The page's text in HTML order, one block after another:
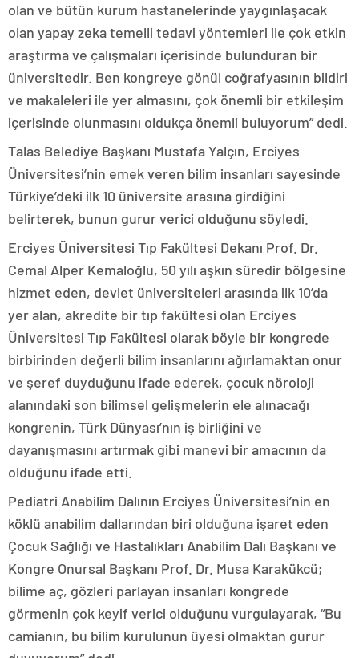
olan ve bütün kurum hastanelerinde yaygınlaşacak
olan yapay zeka temelli tedavi yöntemleri ile çok etkin
araştırma ve çalışmaları içerisinde bulunduran bir
üniversitedir. Ben kongreye gönül coğrafyasının bildiri
ve makaleleri ile yer almasını, çok önemli bir etkileşim
içerisinde olunmasını oldukça önemli buluyorum” dedi.
Talas Belediye Başkanı Mustafa Yalçın, Erciyes
Üniversitesi’nin emek veren bilim insanları sayesinde
Türkiye’deki ilk 10 üniversite arasına girdiğini
belirterek, bunun gurur verici olduğunu söyledi.
Erciyes Üniversitesi Tıp Fakültesi Dekanı Prof. Dr.
Cemal Alper Kemaloğlu, 50 yılı aşkın süredir bölgesine
hizmet eden, devlet üniversiteleri arasında ilk 10’da
yer alan, akredite bir tıp fakültesi olan Erciyes
Üniversitesi Tıp Fakültesi olarak böyle bir kongrede
birbirinden değerli bilim insanlarını ağırlamaktan onur
ve şeref duyduğunu ifade ederek, çocuk nöroloji
alanındaki son bilimsel gelişmelerin ele alınacağı
kongrenin, Türk Dünyası’nın iş birliğini ve
dayanışmasını artırmak gibi manevi bir amacının da
olduğunu ifade etti.
Pediatri Anabilim Dalının Erciyes Üniversitesi’nin en
köklü anabilim dallarından biri olduğuna işaret eden
Çocuk Sağlığı ve Hastalıkları Anabilim Dalı Başkanı ve
Kongre Onursal Başkanı Prof. Dr. Musa Karakükcü;
bilime aç, gözleri parlayan insanları kongrede
görmenin çok keyif verici olduğunu vurgulayarak, “Bu
camianın, bu bilim kurulunun üyesi olmaktan gurur